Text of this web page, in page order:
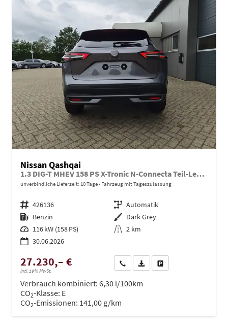
Nissan Qashqai
1.3 DIG-T MHEV 158 PS X-Tronic N-Connecta Teil-Leder PanoGlasdach Klimaautomatik Sitzheizung Lenkradheizung Navi ACC PDC v+h 360°Kamera DAB Bluetooth Touchscreen Apple CarPlay Android Auto 18"LM
unverbindliche Lieferzeit: 10 Tage Fahrzeug mit Tageszulassung
Fahrzeugnr. 426136 Getriebe Automatik
Kraftstoff Benzin Außenfarbe Dark Grey
Leistung 116 kW (158 PS) Kilometerstand 2 km
30.06.2026
27.230,– €
incl. 19% MwSt.
Wir rufen Sie anPDF-Datei, Fahrzeugexposé
Verbrauch kombiniert: 6,30 l/100km
CO2-Klasse: E
CO2-Emissionen: 141,00 g/km